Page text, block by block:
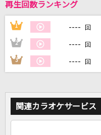
DAMに会
カラオケ
再生回数ランキング
1 ---- 回
2 ---- 回
3 ---- 回
関連カラオケサービス